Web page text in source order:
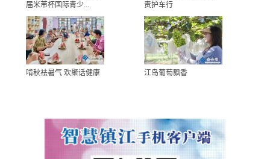
届米芾杯国际青少...
责护车行
啃秋祛暑气 欢聚话健康 江岛葡萄飘香